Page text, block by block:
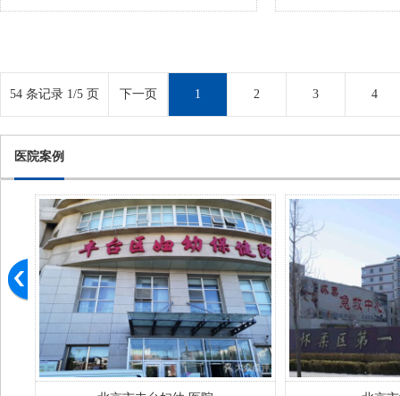
54 条记录 1/5 页 下一页 1 2 3 4
医院案例